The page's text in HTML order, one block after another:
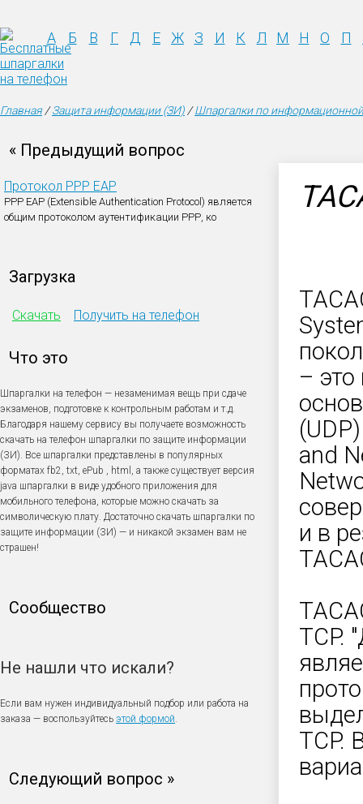
А Б В Г Д Е Ж З И К Л М Н О П
Главная/Защита информации (ЗИ) /Шпаргалки по
« Предыдущий вопрос
Протокол РРР ЕАР
РРР ЕАР (Extensible Authentication Protocol) является
общим протоколом аутентификации РРР, ко
Загрузка
Скачать Получить на телефон
Что это
Шпаргалки на телефон — незаменимая вещь при сдаче
экзаменов, подготовке к контрольным работам и т.д.
Благодаря нашему сервису вы получаете возможность
скачать на телефон шпаргалки по защите информации
(ЗИ). Все шпаргалки представлены в популярных
форматах fb2, txt, ePub , html, а также существует версия
java шпаргалки в виде удобного приложения для
мобильного телефона, которые можно скачать за
символическую плату. Достаточно скачать шпаргалки по
защите информации (ЗИ) — и никакой экзамен вам не
страшен!
Сообщество
Не нашли что искали?
Если вам нужен индивидуальный подбор или работа на
заказа — воспользуйтесь этой формой.
Следующий вопрос »
– это
and
и в
TCP.
TCP.